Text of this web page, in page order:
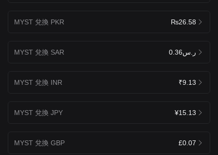
MYST 兌換 PKR ₨26.58
MYST 兌換 SAR ر.س0.36
MYST 兌換 INR ₹9.13
MYST 兌換 JPY ¥15.13
MYST 兌換 GBP £0.07